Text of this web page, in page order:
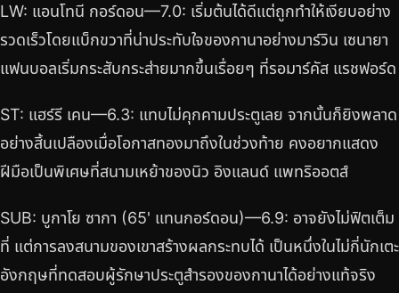
LW: แอนโทนี กอร์ดอน—7.0: เริ่มต้นได้ดีแต่ถูกทำให้เงียบอย่าง
รวดเร็วโดยแบ็กขวาที่น่าประทับใจของกานาอย่างมาร์วิน เซนายา
แฟนบอลเริ่มกระสับกระส่ายมากขึ้นเรื่อยๆ ที่รอมาร์คัส แรชฟอร์ด
ST: แฮร์รี เคน—6.3: แทบไม่คุกคามประตูเลย จากนั้นก็ยิงพลาด
อย่างสิ้นเปลืองเมื่อโอกาสทองมาถึงในช่วงท้าย คงอยากแสดง
ฝีมือเป็นพิเศษที่สนามเหย้าของนิว อิงแลนด์ แพทริออตส์
SUB: บูกาโย ซากา (65' แทนกอร์ดอน)—6.9: อาจยังไม่ฟิตเต็ม
ที่ แต่การลงสนามของเขาสร้างผลกระทบได้ เป็นหนึ่งในไม่กี่นักเตะ
อังกฤษที่ทดสอบผู้รักษาประตูสำรองของกานาได้อย่างแท้จริง